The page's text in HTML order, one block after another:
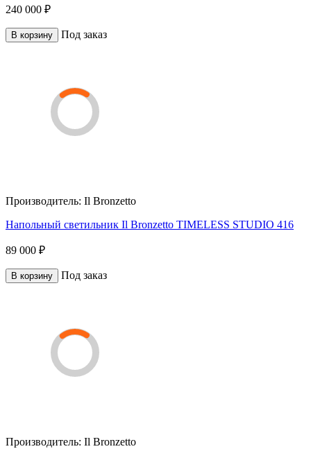
240 000 ₽
В корзину Под заказ
Производитель: Il Bronzetto
Напольный светильник Il Bronzetto TIMELESS STUDIO 416
89 000 ₽
В корзину Под заказ
Производитель: Il Bronzetto